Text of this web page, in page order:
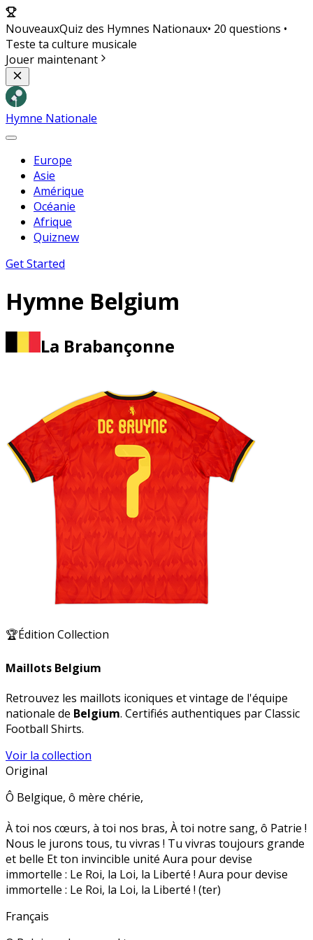
NouveauxQuiz des Hymnes Nationaux• 20 questions •
Teste ta culture musicale
Jouer maintenant
Hymne Nationale
Europe
Asie
Amérique
Océanie
Afrique
Quiznew
Get Started
Hymne Belgium
La Brabançonne
🏆Édition Collection
Maillots Belgium
Retrouvez les maillots iconiques et vintage de l'équipe
nationale de Belgium. Certifiés authentiques par Classic
Football Shirts.
Voir la collection
Original
Ô Belgique, ô mère chérie,
À toi nos cœurs, à toi nos bras, À toi notre sang, ô Patrie !
Nous le jurons tous, tu vivras ! Tu vivras toujours grande
et belle Et ton invincible unité Aura pour devise
immortelle : Le Roi, la Loi, la Liberté ! Aura pour devise
immortelle : Le Roi, la Loi, la Liberté ! (ter)
Français